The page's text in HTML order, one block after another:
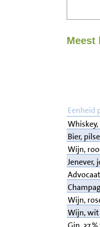
Meest
Eenheid
Bier,
Wijn,
Jenever,
Wijn,
Wijn, wit